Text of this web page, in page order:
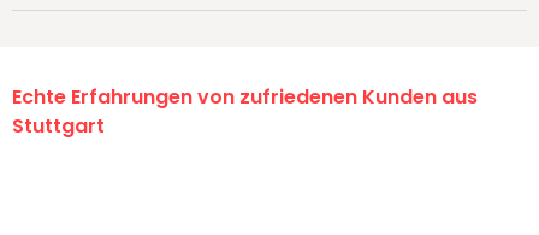
Echte Erfahrungen von zufriedenen Kunden aus
Stuttgart